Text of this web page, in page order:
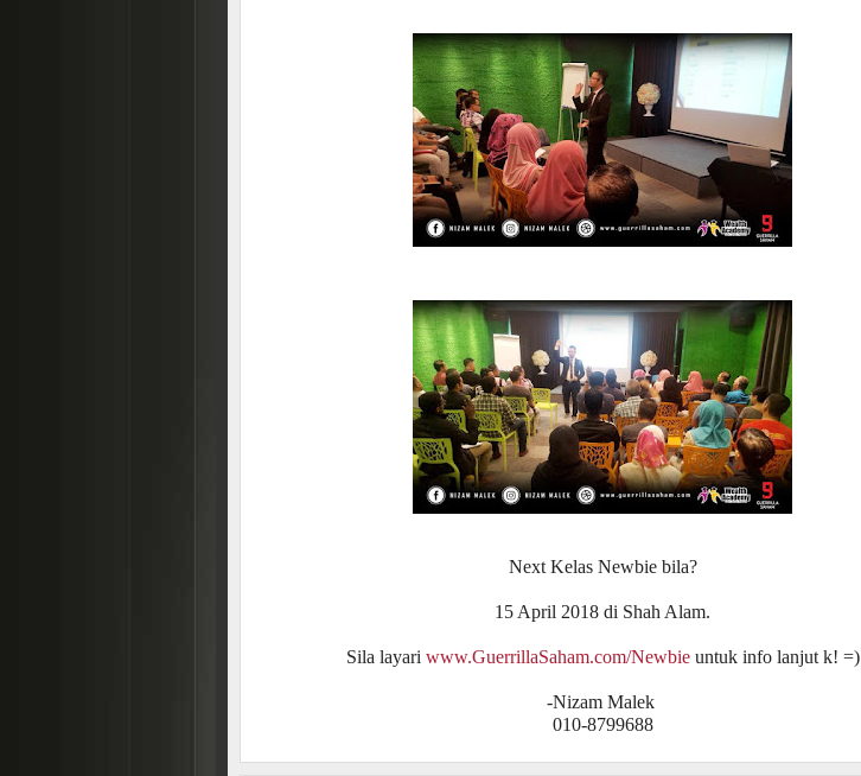
Next Kelas Newbie bila?
15 April 2018 di Shah Alam.
Sila layari www.GuerrillaSaham.com/Newbieuntuk info lanjut k! =)
-Nizam Malek
010-8799688